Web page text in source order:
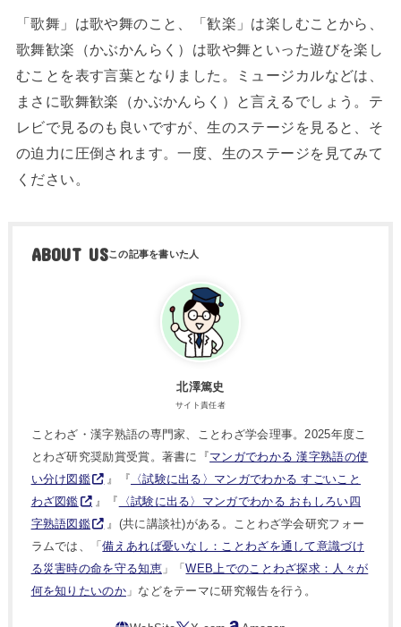
「歌舞」は歌や舞のこと、「歓楽」は楽しむことから、
歌舞歓楽（かぶかんらく）は歌や舞といった遊びを楽し
むことを表す言葉となりました。ミュージカルなどは、
まさに歌舞歓楽（かぶかんらく）と言えるでしょう。テ
レビで見るのも良いですが、生のステージを見ると、そ
の迫力に圧倒されます。一度、生のステージを見てみて
ください。
ABOUT US
北澤篤史
サイト責任者
ことわざ・漢字熟語の専門家、ことわざ学会理事。2025年度こ
とわざ研究奨励賞受賞。著書に『マンガでわかる 漢字熟語の使
い分け図鑑
』『 〈試験に出る〉マンガでわかる すごいこと
わざ図鑑
』『
〈試験に出る〉マンガでわかる おもしろい四
字熟語図鑑
』(共に講談社)がある。ことわざ学会研究フォー
ラムでは、「備えあれば憂いなし：ことわざを通して意識づけ
る災害時の命を守る知恵」「WEB上でのことわざ探求：人々が
何を知りたいのか」などをテーマに研究報告を行う。